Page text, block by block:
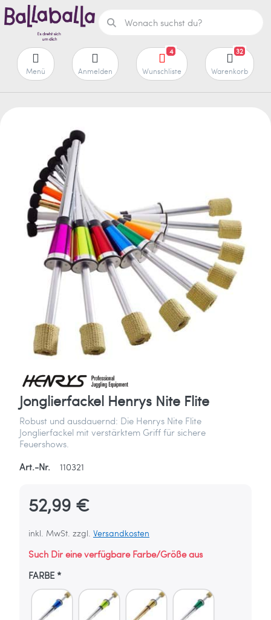
Menü Anmelden
4
Wunschliste
32
Warenkorb
Jonglierfackel Henrys Nite Flite
Robust und ausdauernd: Die Henrys Nite Flite
Jonglierfackel mit verstärktem Griff für sichere
Feuershows.
Art.-Nr.
110321
52,99 €
inkl. MwSt. zzgl. Versandkosten
Such Dir eine verfügbare Farbe/Größe aus
FARBE